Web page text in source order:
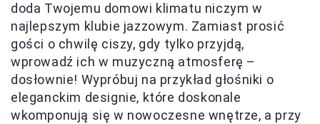
doda Twojemu domowi klimatu niczym w
najlepszym klubie jazzowym. Zamiast prosić
gości o chwilę ciszy, gdy tylko przyjdą,
wprowadź ich w muzyczną atmosferę –
dosłownie! Wypróbuj na przykład głośniki o
eleganckim designie, które doskonale
wkomponują się w nowoczesne wnętrze, a przy